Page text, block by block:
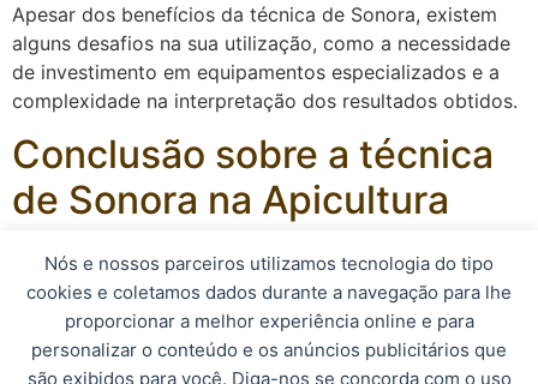
Nós e nossos parceiros utilizamos tecnologia do tipo
cookies e coletamos dados durante a navegação para lhe
proporcionar a melhor experiência online e para
personalizar o conteúdo e os anúncios publicitários que
são exibidos para você. Diga-nos se concorda com o uso
Apesar dos benefícios da técnica de Sonora, existem
alguns desafios na sua utilização, como a necessidade
de investimento em equipamentos especializados e a
complexidade na interpretação dos resultados obtidos.
Conclusão sobre a técnica
de Sonora na Apicultura
A técnica de Sonora é uma ferramenta inovadora e
eficaz para os apicultores, proporcionando uma análise
mais precisa e detalhada do comportamento e da
saúde das abelhas. Com o uso adequado dessa técnica,
é possível melhorar a produtividade e a qualidade da